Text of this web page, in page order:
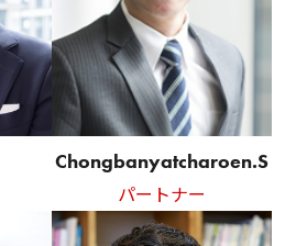
Chongbanyatcharoen.S
パートナー